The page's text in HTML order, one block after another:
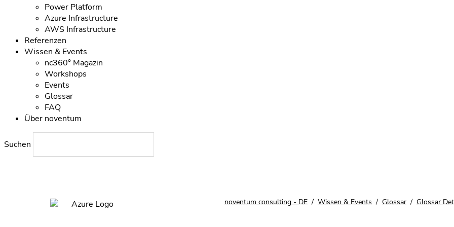
Power Platform
Azure Infrastructure
AWS Infrastructure
Referenzen
Wissen & Events
nc360° Magazin
Workshops
Events
Glossar
FAQ
Über noventum
Suchen
noventum consulting - DE Wissen & Events Glossar Glossar